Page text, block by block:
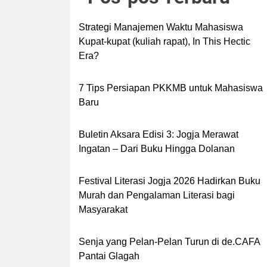
Strategi Manajemen Waktu Mahasiswa
Kupat-kupat (kuliah rapat), In This Hectic
Era?
7 Tips Persiapan PKKMB untuk Mahasiswa
Baru
Buletin Aksara Edisi 3: Jogja Merawat
Ingatan – Dari Buku Hingga Dolanan
Festival Literasi Jogja 2026 Hadirkan Buku
Murah dan Pengalaman Literasi bagi
Masyarakat
Senja yang Pelan-Pelan Turun di de.CAFA
Pantai Glagah